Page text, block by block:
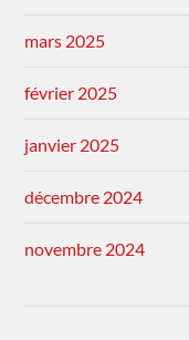
mars 2025
février 2025
janvier 2025
décembre 2024
novembre 2024